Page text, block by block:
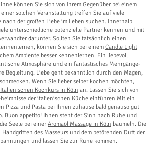
können Sie sich von Ihrem Gegenüber bei einem
einer solchen Veranstaltung treffen Sie auf viele
der großen Liebe im Leben suchen. Innerhalb
unterschiedliche potenzielle Partner kennen und mit
darunter. Sollten Sie tatsächlich einen
können Sie sich bei einem Candle Light
Ambiente besser kennenlernen. Ein liebevoll
Atmosphäre und ein fantastisches Mehrgänge-
Begleitung. Liebe geht bekanntlich durch den Magen,
Wenn Sie lieber selber kochen möchten,
Italienischen Kochkurs in Köln an. Lassen Sie sich von
der italienischen Küche einführen Mit ein
Pizza und Pasta bei Ihnen zuhause bald genauso gut
Buon appetito! Ihnen steht der Sinn nach Ruhe und
Seele bei einer Aromaöl Massage in Köln baumeln. Die
des Masseurs und dem betörenden Duft der
und lassen Sie zur Ruhe kommen.